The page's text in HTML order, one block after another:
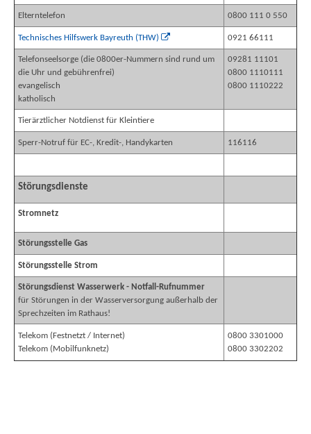
Elterntelefon 0800 111 0 550
Technisches Hilfswerk Bayreuth (THW) 0921 66111
Telefonseelsorge (die 0800er-Nummern sind rund um
die Uhr und gebührenfrei)
evangelisch
katholisch
09281 11101
0800 1110111
0800 1110222
Tierärztlicher Notdienst für Kleintiere
Sperr-Notruf für EC-, Kredit-, Handykarten 116116
Störungsdienste
Stromnetz
Störungsstelle Gas
Störungsstelle Strom
Störungsdienst Wasserwerk - Notfall-Rufnummer
für Störungen in der Wasserversorgung außerhalb der
Sprechzeiten im Rathaus!
Telekom (Festnetzt / Internet)
Telekom (Mobilfunknetz)
0800 3301000
0800 3302202